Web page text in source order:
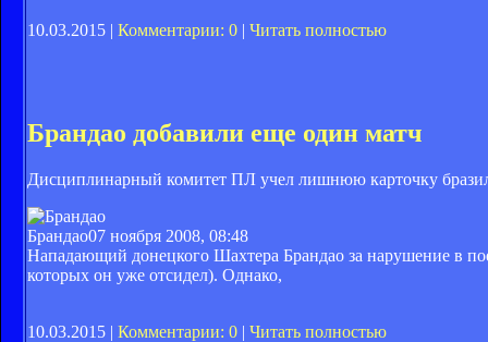
10.03.2015 | Комментарии: 0 | Читать полностью
Брандао добавили еще один матч
Дисциплинарный комитет ПЛ учел лишнюю карточку
Брандао07 ноября 2008, 08:48
Нападающий донецкого Шахтера Брандао за нарушение в
которых он уже отсидел). Однако,
10.03.2015 | Комментарии: 0 | Читать полностью